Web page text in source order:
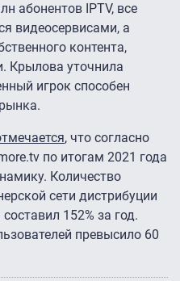
абонентов IPTV, все
видеосервисами, а
контента,
Крылова уточнила
игрок способен
, что согласно
по итогам 2021 года
Количество
сети дистрибуции
152% за год.
превысило 60